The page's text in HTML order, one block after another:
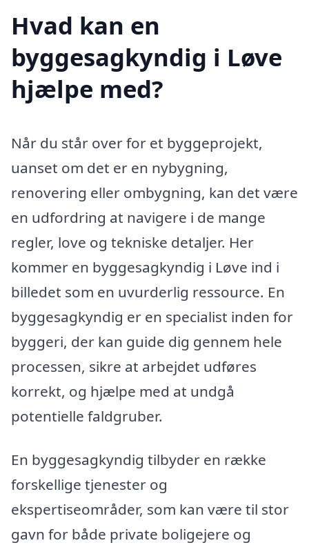
Hvad kan en
byggesagkyndig i Løve
hjælpe med?
Når du står over for et byggeprojekt,
uanset om det er en nybygning,
renovering eller ombygning, kan det være
en udfordring at navigere i de mange
regler, love og tekniske detaljer. Her
kommer en byggesagkyndig i Løve ind i
billedet som en uvurderlig ressource. En
byggesagkyndig er en specialist inden for
byggeri, der kan guide dig gennem hele
processen, sikre at arbejdet udføres
korrekt, og hjælpe med at undgå
potentielle faldgruber.
En byggesagkyndig tilbyder en række
forskellige tjenester og
ekspertiseområder, som kan være til stor
gavn for både private boligejere og